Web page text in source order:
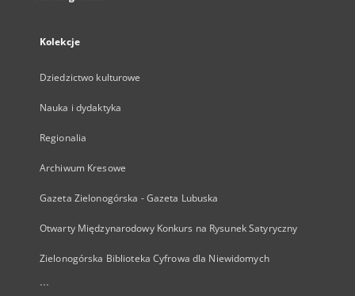
Kolekcje
Dziedzictwo kulturowe
Nauka i dydaktyka
Regionalia
Archiwum Kresowe
Gazeta Zielonogórska - Gazeta Lubuska
Otwarty Międzynarodowy Konkurs na Rysunek Satyryczny
Zielonogórska Biblioteka Cyfrowa dla Niewidomych
...